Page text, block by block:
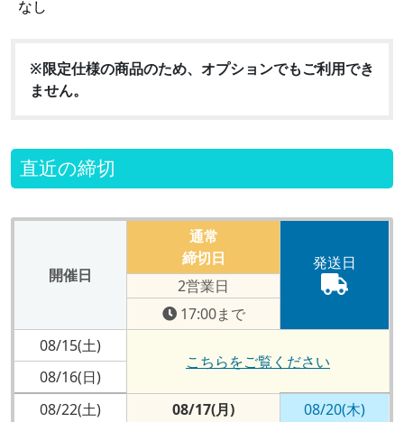
なし
※限定仕様の商品のため、オプションでもご利用でき
ません。
直近の締切
開催日
通常
締切日
発送日
2営業日
17:00まで
08/15(土)
こちらをご覧ください
08/16(日)
08/22(土)
08/17(月)
08/20(木)